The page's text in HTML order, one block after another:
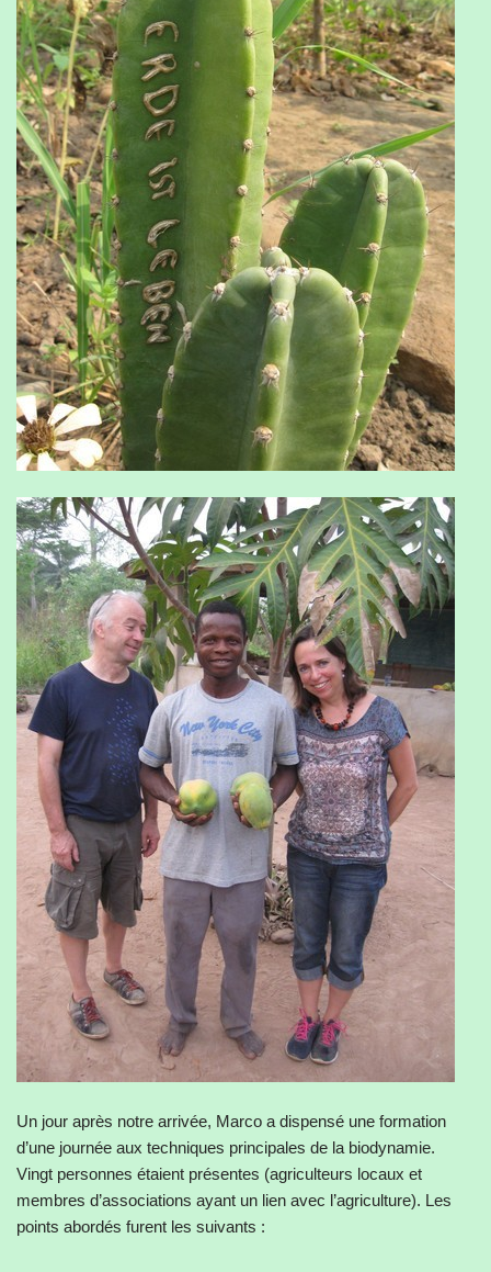
Un jour après notre arrivée, Marco a dispensé une formation
d’une journée aux techniques principales de la biodynamie.
Vingt personnes étaient présentes (agriculteurs locaux et
membres d’associations ayant un lien avec l’agriculture). Les
points abordés furent les suivants :